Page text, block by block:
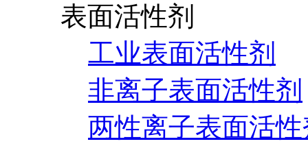
表面活性剂
工业表面活性剂
非离子表面活性剂
两性离子表面活